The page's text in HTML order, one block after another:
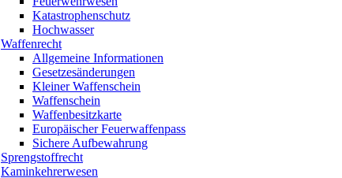
Katastrophenschutz
Hochwasser
Waffenrecht
Allgemeine Informationen
Gesetzesänderungen
Kleiner Waffenschein
Waffenschein
Waffenbesitzkarte
Europäischer Feuerwaffenpass
Sichere Aufbewahrung
Sprengstoffrecht
Kaminkehrerwesen